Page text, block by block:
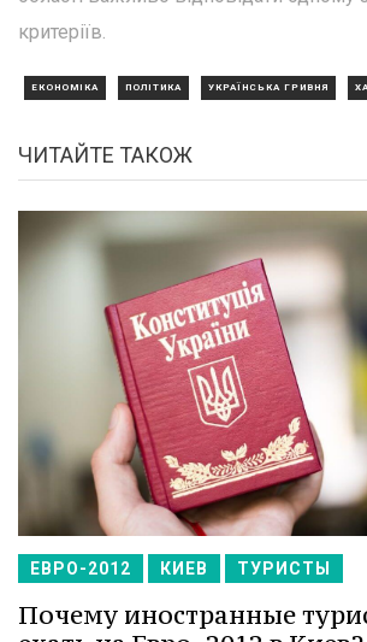
критеріїв.
ЕКОНОМІКА ПОЛІТИКА УКРАЇНСЬКА ГРИВНЯ
ЧИТАЙТЕ ТАКОЖ
ЕВРО-2012 КИЕВ ТУРИСТЫ
Почему иностранные